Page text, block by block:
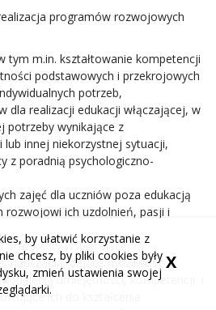
programów rozwojowych
tym m.in. kształtowanie kompetencji
podstawowych i przekrojowych
potrzeb,
dla realizacji edukacji włączającej, w
potrzeby wynikające z
lub innej niekorzystnej sytuacji,
z poradnią psychologiczno-
zajęć dla uczniów poza edukacją
rozwojowi ich uzdolnień, pasji i
oraz kadry wspierającej i
nauczania, dające możliwość
umiejętności, kompetencji i
ich do kształcenia
by ułatwić korzystanie z
chcesz, by pliki cookies były
zmień ustawienia swojej X